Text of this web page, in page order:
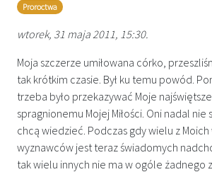
Proroctwa
wtorek, 31 maja 2011, 15:30.
Moja szczerze umiłowana córko,
tak krótkim czasie. Był ku temu powód.
trzeba było przekazywać Moje najświętsze
spragnionemu Mojej Miłości. Oni nadal nie
chcą wiedzieć. Podczas gdy wielu z
wyznawców jest teraz świadomych
tak wielu innych nie ma w ogóle żadnego